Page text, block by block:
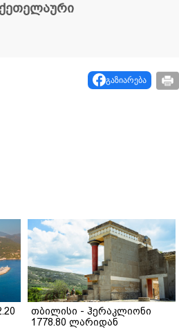
ქეთელაური
გაზიარება
თბილისი - ჰერაკლიონი
1778.80 ლარიდან